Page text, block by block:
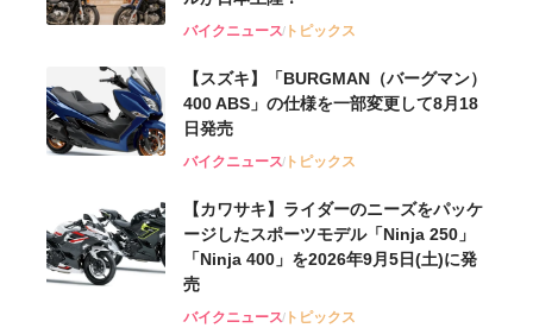
バイクニューストピックス
【スズキ】「BURGMAN（バーグマン）
400 ABS」の仕様を一部変更して8月18
日発売
バイクニューストピックス
【カワサキ】ライダーのニーズをパッケ
ージしたスポーツモデル「Ninja 250」
「Ninja 400」を2026年9月5日(土)に発
売
バイクニューストピックス